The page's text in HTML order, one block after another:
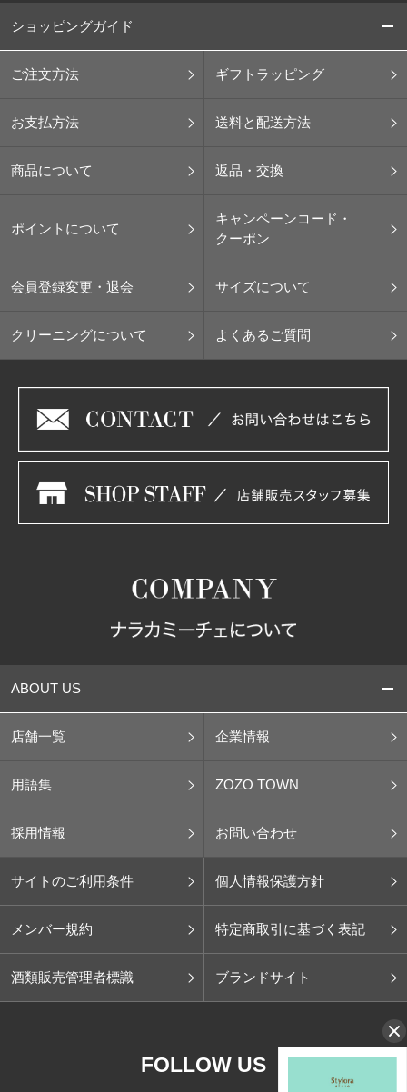
ショッピングガイド
ご注文方法 ギフトラッピング
お支払方法 送料と配送方法
商品について 返品・交換
ポイントについて
キャンペーンコード・
クーポン
会員登録変更・退会 サイズについて
クリーニングについて よくあるご質問
ABOUT US
店舗一覧 企業情報
用語集 ZOZO TOWN
採用情報 お問い合わせ
サイトのご利用条件 個人情報保護方針
メンバー規約 特定商取引に基づく表記
酒類販売管理者標識 ブランドサイト
FOLLOW US